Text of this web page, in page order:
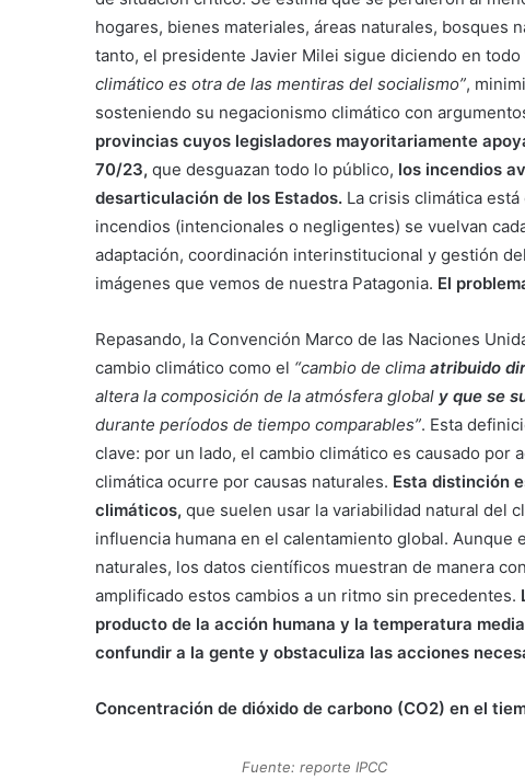
hogares, bienes materiales, áreas naturales, bosques
tanto, el presidente Javier Milei sigue diciendo en
climático es otra de las mentiras del socialismo”,
sosteniendo su negacionismo climático con
provincias cuyos legisladores mayoritariamente
70/23, que desguazan todo lo público, los incendios
desarticulación de los Estados. La crisis climática
incendios (intencionales o negligentes) se vuelvan
adaptación, coordinación interinstitucional y gestión
imágenes que vemos de nuestra Patagonia. El
Repasando, la Convención Marco de las Naciones
cambio climático como el “cambio de clima atribuido
altera la composición de la atmósfera global y que se
durante períodos de tiempo comparables”. Esta
clave: por un lado, el cambio climático es causado por
climática ocurre por causas naturales. Esta distinción
climáticos, que suelen usar la variabilidad natural del
influencia humana en el calentamiento global.
naturales, los datos científicos muestran de manera
amplificado estos cambios a un ritmo sin precedentes.
producto de la acción humana y la temperatura
confundir a la gente y obstaculiza las acciones
Concentración de dióxido de carbono (CO2) en el
Fuente: reporte IPCC